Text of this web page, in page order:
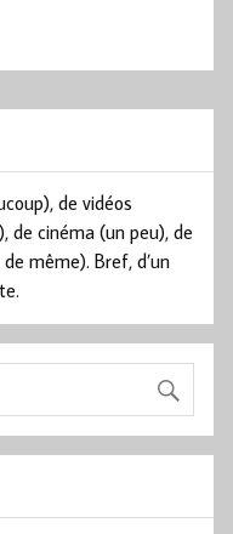
de vidéos
de cinéma (un peu), de
même). Bref, d’un